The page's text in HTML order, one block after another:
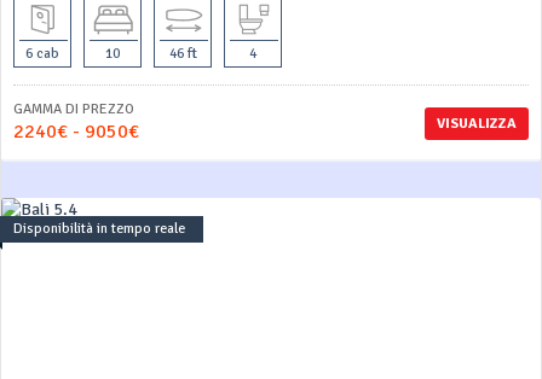
6 cab 10 46 ft 4
VISUALIZZA
GAMMA DI PREZZO
2240€ - 9050€
Disponibilità in tempo reale